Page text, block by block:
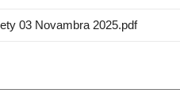
03 Novambra 2025.pdf